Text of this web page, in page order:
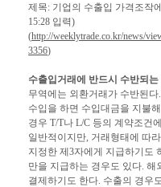
제목: 기업의 수출입 가격조작
15:28 입력)
(http://weeklytrade.co.kr/news/
3356)
수출입거래에 반드시 수반되는
무역에는 외환거래가 수반된
수입을 하면 수입대금을 지불
경우 T/T나 L/C 등의 계약조건
일반적이지만, 거래형태에 따
지정한 제3자에게 지급하기도
만을 지급하는 경우도 있다. 해
결제하기도 한다. 수출의 경우